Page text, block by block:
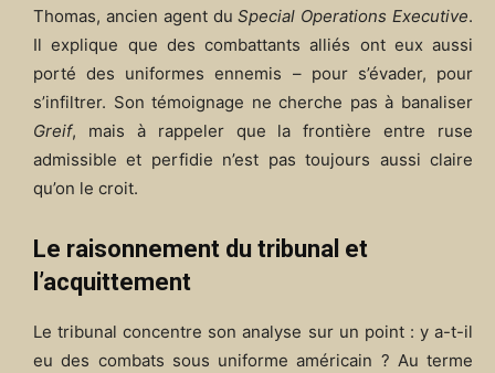
Thomas, ancien agent duSpecial Operations Executive.
Il explique que des combattants alliés ont eux aussi
porté des uniformes ennemis – pour s’évader, pour
s’infiltrer. Son témoignage ne cherche pas à banaliser
Greif, mais à rappeler que la frontière entre ruse
admissible et perfidie n’est pas toujours aussi claire
qu’on le croit.
Le raisonnement du tribunal et
l’acquittement
Le tribunal concentre son analyse sur un point : y a-t-il
eu des combats sous uniforme américain ? Au terme